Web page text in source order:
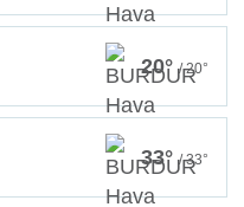
20°/ 20°
33°/ 33°